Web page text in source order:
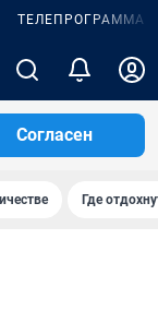
ТЕЛЕПРОГРАММА
Согласен
Где